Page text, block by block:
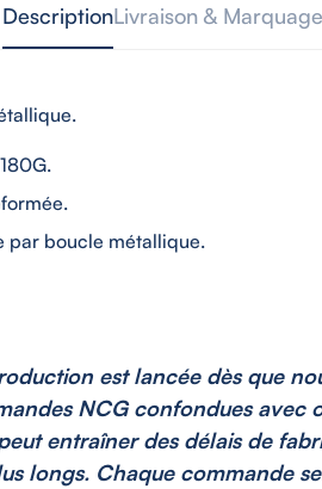
DescriptionLivraison & Marquage
.
par boucle métallique.
est lancée dès que
NCG confondues avec
entraîner des délais de
longs. Chaque commande